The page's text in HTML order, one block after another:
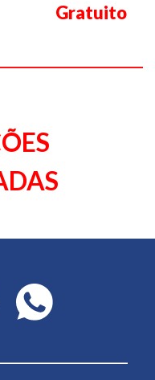
Gratuito